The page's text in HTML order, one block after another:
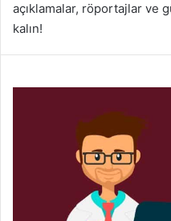
açıklamalar, röportajlar ve
kalın!